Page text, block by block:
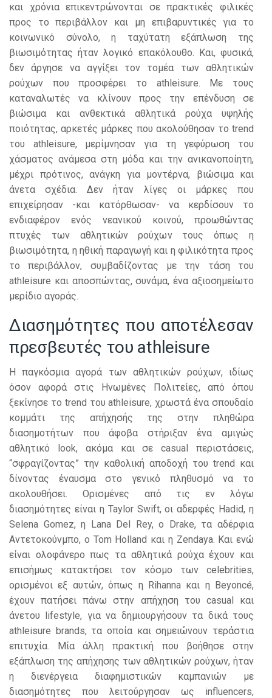
και χρόνια επικεντρώνονται σε πρακτικές φιλικές
προς το περιβάλλον και μη επιβαρυντικές για το
κοινωνικό σύνολο, η ταχύτατη εξάπλωση της
βιωσιμότητας ήταν λογικό επακόλουθο. Και, φυσικά,
δεν άργησε να αγγίξει τον τομέα των αθλητικών
ρούχων που προσφέρει το athleisure. Με τους
καταναλωτές να κλίνουν προς την επένδυση σε
βιώσιμα και ανθεκτικά αθλητικά ρούχα υψηλής
ποιότητας, αρκετές μάρκες που ακολούθησαν το trend
του athleisure, μερίμνησαν για τη γεφύρωση του
χάσματος ανάμεσα στη μόδα και την ανικανοποίητη,
μέχρι πρότινος, ανάγκη για μοντέρνα, βιώσιμα και
άνετα σχέδια. Δεν ήταν λίγες οι μάρκες που
επιχείρησαν -και κατόρθωσαν- να κερδίσουν το
ενδιαφέρον ενός νεανικού κοινού, προωθώντας
πτυχές των αθλητικών ρούχων τους όπως η
βιωσιμότητα, η ηθική παραγωγή και η φιλικότητα προς
το περιβάλλον, συμβαδίζοντας με την τάση του
athleisure και αποσπώντας, συνάμα, ένα αξιοσημείωτο
μερίδιο αγοράς.
Διασημότητες που αποτέλεσαν
πρεσβευτές του athleisure
Η παγκόσμια αγορά των αθλητικών ρούχων, ιδίως
όσον αφορά στις Ηνωμένες Πολιτείες, από όπου
ξεκίνησε το trend του athleisure, χρωστά ένα σπουδαίο
κομμάτι της απήχησής της στην πληθώρα
διασημοτήτων που άφοβα στήριξαν ένα αμιγώς
αθλητικό look, ακόμα και σε casual περιστάσεις,
“σφραγίζοντας” την καθολική αποδοχή του trend και
δίνοντας έναυσμα στο γενικό πληθυσμό να το
ακολουθήσει. Ορισμένες από τις εν λόγω
διασημότητες είναι η Taylor Swift, οι αδερφές Hadid, η
Selena Gomez, η Lana Del Rey, ο Drake, τα αδέρφια
Αντετοκούνμπο, ο Tom Holland και η Zendaya. Και ενώ
είναι ολοφάνερο πως τα αθλητικά ρούχα έχουν και
επισήμως κατακτήσει τον κόσμο των celebrities,
ορισμένοι εξ αυτών, όπως η Rihanna και η Beyoncé,
έχουν πατήσει πάνω στην απήχηση του casual και
άνετου lifestyle, για να δημιουργήσουν τα δικά τους
athleisure brands, τα οποία και σημειώνουν τεράστια
επιτυχία. Μία άλλη πρακτική που βοήθησε στην
εξάπλωση της απήχησης των αθλητικών ρούχων, ήταν
η διενέργεια διαφημιστικών καμπανιών με
διασημότητες που λειτούργησαν ως influencers,